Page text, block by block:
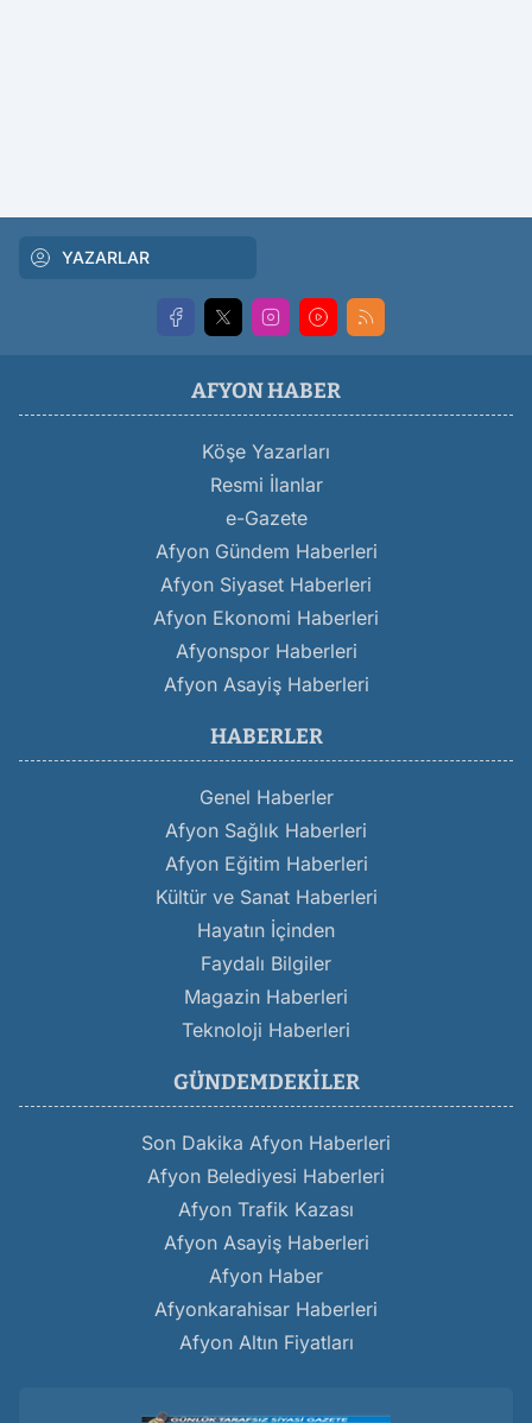
YAZARLAR
AFYON HABER
Köşe Yazarları
Resmi İlanlar
e-Gazete
Afyon Gündem Haberleri
Afyon Siyaset Haberleri
Afyon Ekonomi Haberleri
Afyonspor Haberleri
Afyon Asayiş Haberleri
HABERLER
Genel Haberler
Afyon Sağlık Haberleri
Afyon Eğitim Haberleri
Kültür ve Sanat Haberleri
Hayatın İçinden
Faydalı Bilgiler
Magazin Haberleri
Teknoloji Haberleri
GÜNDEMDEKILER
Son Dakika Afyon Haberleri
Afyon Belediyesi Haberleri
Afyon Trafik Kazası
Afyon Asayiş Haberleri
Afyon Haber
Afyonkarahisar Haberleri
Afyon Altın Fiyatları